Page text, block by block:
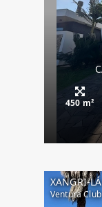
450 m²
XANGRI-LÁ
Ventura Club